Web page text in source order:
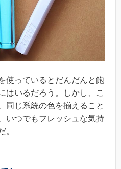
使っているとだんだんと飽
はいるだろう。しかし、こ
同じ系統の色を揃えること
いつでもフレッシュな気持
。